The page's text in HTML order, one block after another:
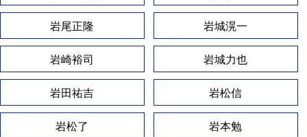
岩尾正隆 岩城滉一
岩崎裕司 岩城力也
岩田祐吉 岩松信
岩松了 岩本勉